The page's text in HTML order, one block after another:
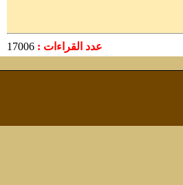
عدد القراءات : 17006